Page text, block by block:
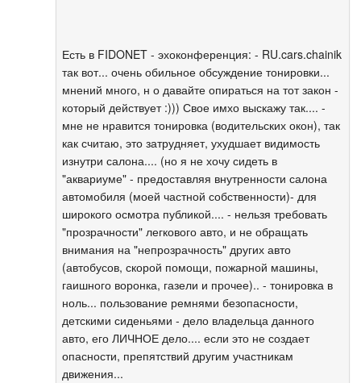
Есть в FIDONET - эхоконференция: - RU.cars.chainik
так вот... очень обильное обсуждение тонировки...
мнений много, н о давайте опираться на тот закон -
который действует :))) Свое имхо выскажу так.... -
мне не нравится тонировка (водительских окон), так
как считаю, это затрудняет, ухудшает видимость
изнутри салона.... (но я не хочу сидеть в
"аквариуме" - предоставляя внутренности салона
автомобиля (моей частной собственности)- для
широкого осмотра публикой.... - нельзя требовать
"прозрачности" легкового авто, и не обращать
внимания на "непрозрачность" других авто
(автобусов, скорой помощи, пожарной машины,
гаишного воронка, газели и прочее).. - тонировка в
ноль... пользование ремнями безопасности,
детскими сиденьями - дело владельца данного
авто, его ЛИЧНОЕ дело.... если это не создает
опасности, препятствий другим участникам
движения...